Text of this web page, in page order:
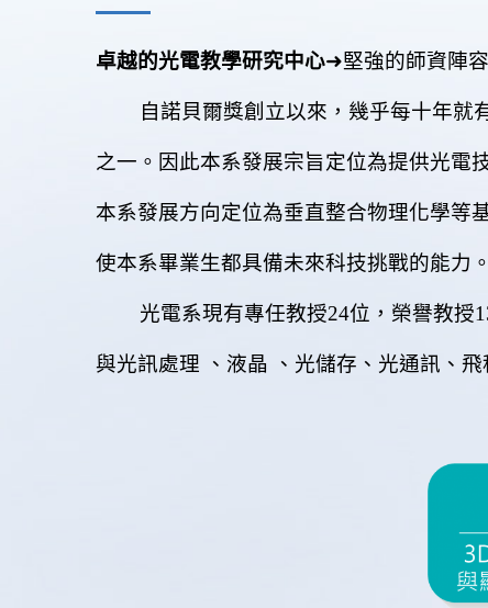
卓越的光電教學研究中心➜堅強的師資陣
自諾貝爾獎創立以來，幾乎每十年就有
之一。因此本系發展宗旨定位為提供光電
本系發展方向定位為垂直整合物理化學等
使本系畢業生都具備未來科技挑戰的能力。
光電系現有專任教授24位，榮譽教授13
與光訊處理 、液晶 、光儲存、光通訊、